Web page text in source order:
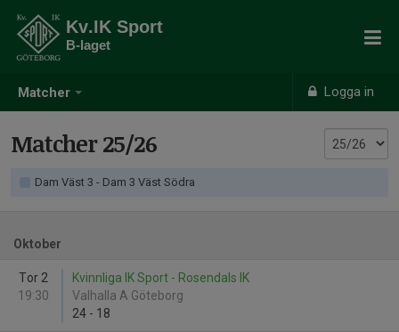
Matcher Logga in
Kv.IK Sport
B-laget
Matcher 25/26
Dam Väst 3 - Dam 3 Väst Södra
Oktober
Tor 2
19:30
Kvinnliga IK Sport - Rosendals IK
Valhalla A Göteborg
24 - 18